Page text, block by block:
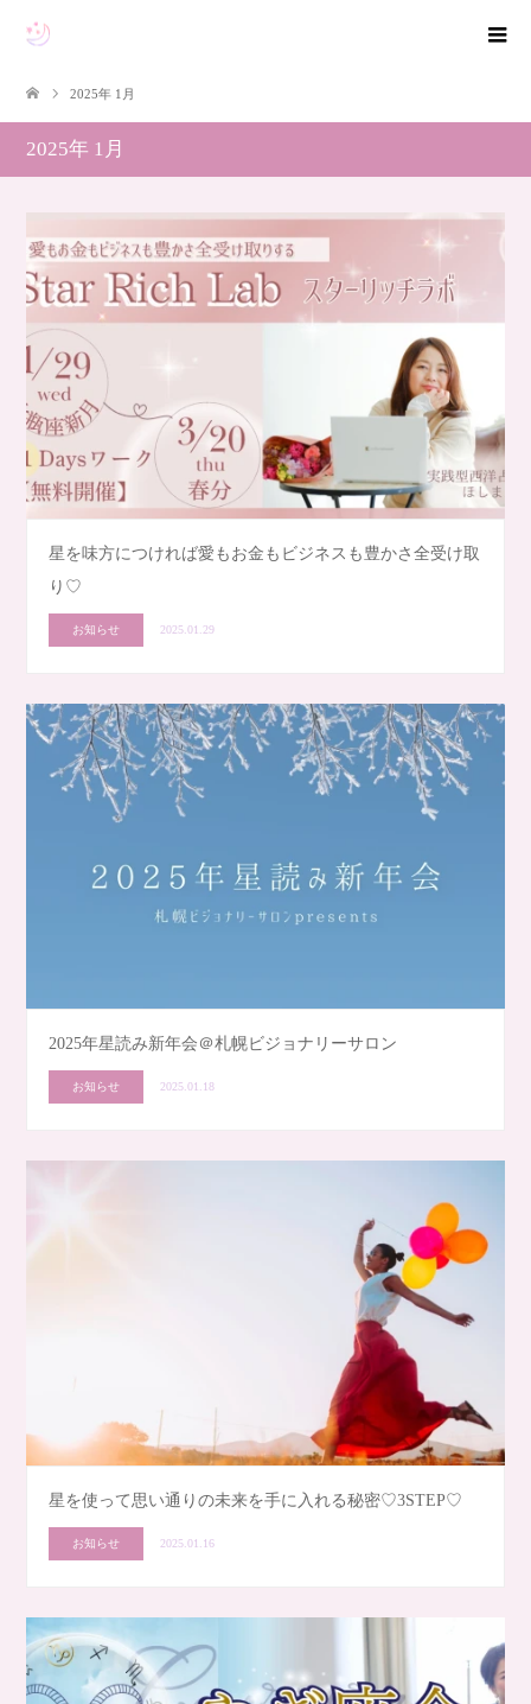
2025年 1月
2025年 1月
星を味方につければ愛もお金もビジネスも豊かさ全受け取
り♡
お知らせ 2025.01.29
2025年星読み新年会＠札幌ビジョナリーサロン
お知らせ 2025.01.18
星を使って思い通りの未来を手に入れる秘密♡3STEP♡
お知らせ 2025.01.16